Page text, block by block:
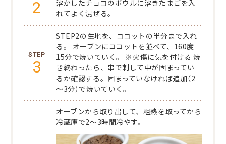
2
溶かしたチョコのボウルに溶きたまごを入
れてよく混ぜる。
3
STEP2の生地を、ココットの半分まで入れ
る。
オーブンにココットを並べて、160度
15分で焼いていく。
※火傷に気を付ける 焼
き終わったら、串で刺して中が固まってい
るか確認する。固まっていなければ追加（2
～3分）で焼いていく。
オーブンから取り出して、粗熱を取ってから
冷蔵庫で2～3時間冷やす。